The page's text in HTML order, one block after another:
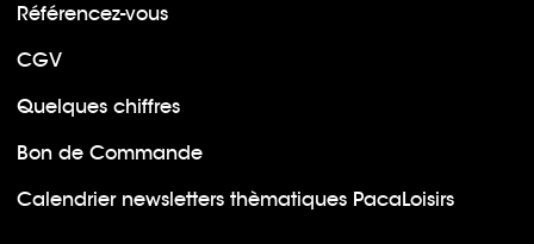
Référencez-vous
CGV
Quelques chiffres
Bon de Commande
Calendrier newsletters thèmatiques PacaLoisirs